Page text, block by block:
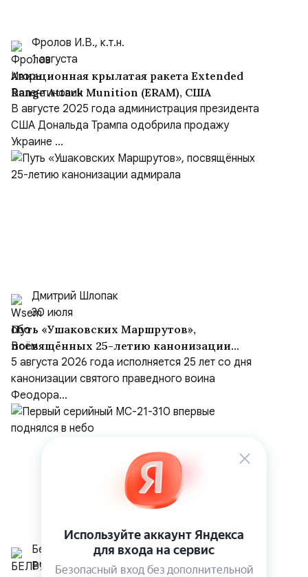
Фролов И.В., к.т.н.
1 августа
Авиационная крылатая ракета Extended
Range Attack Munition (ERAM), США
В августе 2025 года администрация президента
США Дональда Трампа одобрила продажу
Украине ...
Дмитрий Шлопак
30 июля
Путь «Ушаковских Маршрутов»,
посвящённых 25-летию канонизации
адмирала
5 августа 2026 года исполняется 25 лет со дня
канонизации святого праведного воина
Феодора...
Белрусинфо
Вчера в 8:49